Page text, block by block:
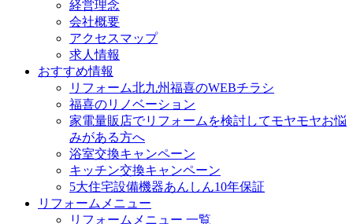
経営理念
会社概要
アクセスマップ
求人情報
おすすめ情報
リフォーム北九州福喜のWEBチラシ
福喜のリノベーション
家電量販店でリフォームを検討してモヤモヤお悩
みがある方へ
浴室交換キャンペーン
キッチン交換キャンペーン
5大住宅設備機器あんしん10年保証
リフォームメニュー
リフォームメニュー 一覧